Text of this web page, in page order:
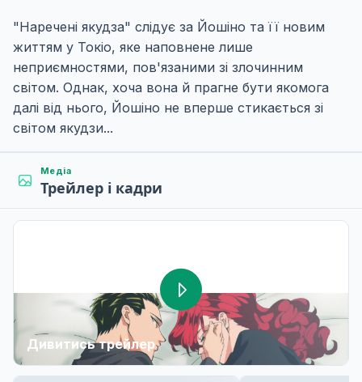
"Наречені якудза" слідує за Йошіно та її новим
життям у Токіо, яке наповнене лише
неприємностями, пов'язаними зі злочинним
світом. Однак, хоча вона й прагне бути якомога
далі від нього, Йошіно не вперше стикається зі
світом якудзи...
Медіа
Трейлер і кадри
Дивитись трейлер